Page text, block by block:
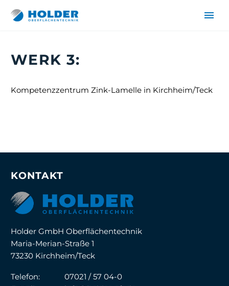
WERK 3:
Kompetenzzentrum Zink-Lamelle in Kirchheim/Teck
KONTAKT
Holder GmbH Oberflächentechnik
Maria-Merian-Straße 1
73230 Kirchheim/Teck
Telefon:
07021 / 57 04-0